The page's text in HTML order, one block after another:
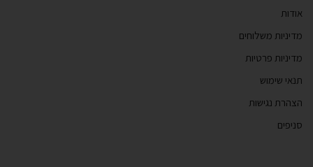
אודות
מדיניות משלוחים
מדיניות פרטיות
תנאי שימוש
הצהרת נגישות
סניפים